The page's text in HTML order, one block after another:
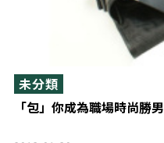
「包」你成為職場時尚勝男
未分類